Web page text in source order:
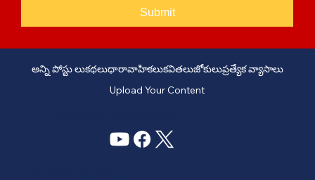
Submit
అన్ని పోస్టు లుకథలుధారావాహికలుకవితలుజోకులుప్రత్యేక వ్యాసాలు
Upload Your Content